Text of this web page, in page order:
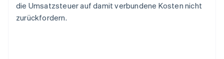
die Umsatzsteuer auf damit verbundene Kosten nicht
zurückfordern.